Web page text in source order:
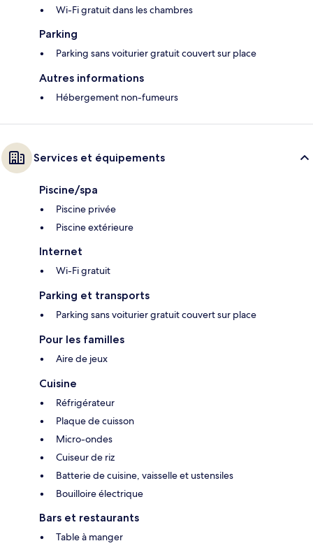
Wi-Fi gratuit dans les chambres
Parking
Parking sans voiturier gratuit couvert sur place
Autres informations
Hébergement non-fumeurs
Services et équipements
Piscine/spa
Piscine privée
Piscine extérieure
Internet
Wi-Fi gratuit
Parking et transports
Parking sans voiturier gratuit couvert sur place
Pour les familles
Aire de jeux
Cuisine
Réfrigérateur
Plaque de cuisson
Micro-ondes
Cuiseur de riz
Batterie de cuisine, vaisselle et ustensiles
Bouilloire électrique
Bars et restaurants
Table à manger